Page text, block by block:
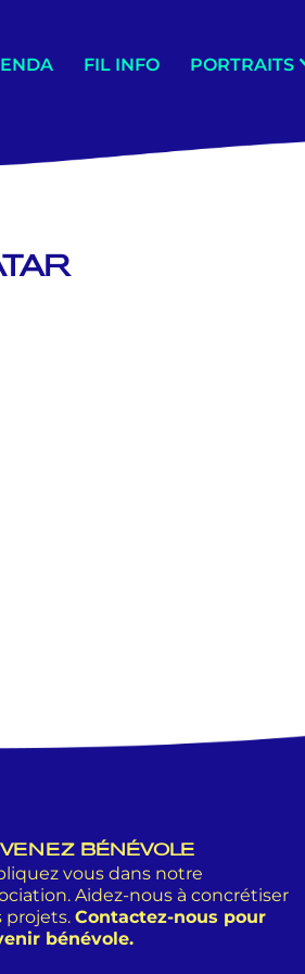
FIL INFO PORTRAITS
BÉNÉVOLE
vous dans notre
Aidez-nous à concrétiser
projets. Contactez-nous pour
bénévole.